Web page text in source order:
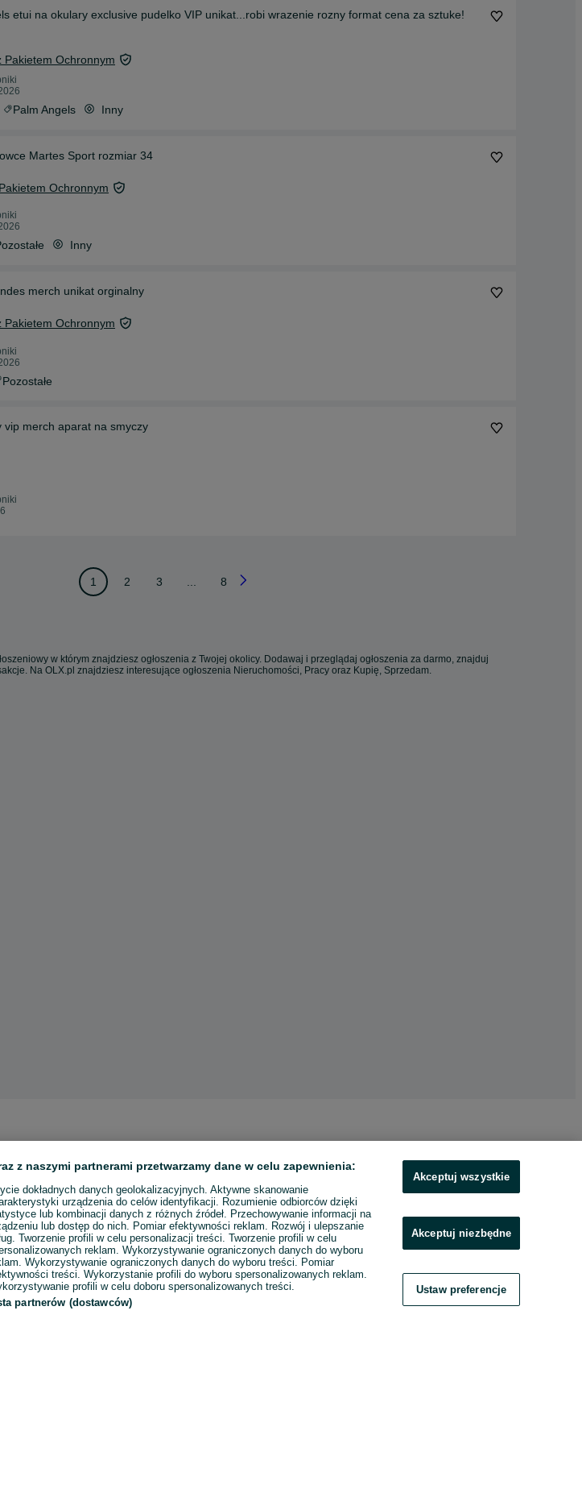
etui na okulary exclusive pudelko VIP unikat...robi wrazenie rozny format cena za sztuke!
Pakietem Ochronnym
Palm Angels Inny
Martes Sport rozmiar 34
Ochronnym
Inny
merch unikat orginalny
Pakietem Ochronnym
Pozostałe
vip merch aparat na smyczy
1 2 3 8
w którym znajdziesz ogłoszenia z Twojej okolicy. Dodawaj i przeglądaj ogłoszenia za darmo, znajduj
Na OLX.pl znajdziesz interesujące ogłoszenia Nieruchomości, Pracy oraz Kupię, Sprzedam.
z naszymi partnerami przetwarzamy dane w celu zapewnienia:
dokładnych danych geolokalizacyjnych. Aktywne skanowanie
urządzenia do celów identyfikacji. Rozumienie odbiorców dzięki
lub kombinacji danych z różnych źródeł. Przechowywanie informacji na
lub dostęp do nich. Pomiar efektywności reklam. Rozwój i ulepszanie
Tworzenie profili w celu personalizacji treści. Tworzenie profili w celu
reklam. Wykorzystywanie ograniczonych danych do wyboru
Wykorzystywanie ograniczonych danych do wyboru treści. Pomiar
treści. Wykorzystanie profili do wyboru spersonalizowanych reklam.
profili w celu doboru spersonalizowanych treści.
partnerów (dostawców)
Akceptuj wszystkie
Akceptuj niezbędne
Ustaw preferencje